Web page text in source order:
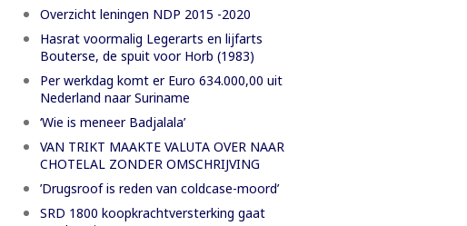
Overzicht leningen NDP 2015 -2020
Hasrat voormalig Legerarts en lijfarts
Bouterse, de spuit voor Horb (1983)
Per werkdag komt er Euro 634.000,00 uit
Nederland naar Suriname
‘Wie is meneer Badjalala’
VAN TRIKT MAAKTE VALUTA OVER NAAR
CHOTELAL ZONDER OMSCHRIJVING
’Drugsroof is reden van coldcase-moord’
SRD 1800 koopkrachtversterking gaat